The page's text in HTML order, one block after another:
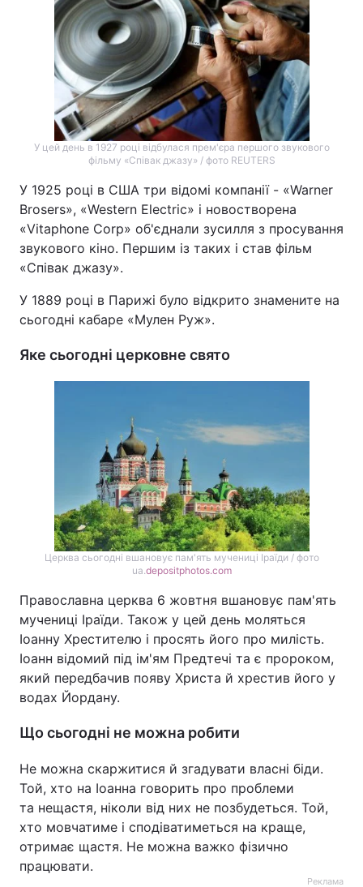
У цей день в 1927 році відбулася прем'єра першого звукового
фільму «Співак джазу» / фото REUTERS
У 1925 році в США три відомі компанії - «Warner
Brosers», «Western Electric» і новостворена
«Vitaphone Corp» об'єднали зусилля з просування
звукового кіно. Першим із таких і став фільм
«Співак джазу».
У 1889 році в Парижі було відкрито знамените на
сьогодні кабаре «Мулен Руж».
Яке сьогодні церковне свято
Церква сьогодні вшановує пам'ять мучениці Іраїди / фото
ua.depositphotos.com
Православна церква 6 жовтня вшановує пам'ять
мучениці Іраїди. Також у цей день моляться
Іоанну Хрестителю і просять його про милість.
Іоанн відомий під ім'ям Предтечі та є пророком,
який передбачив появу Христа й хрестив його у
водах Йордану.
Що сьогодні не можна робити
Не можна скаржитися й згадувати власні біди.
Той, хто на Іоанна говорить про проблеми
та нещастя, ніколи від них не позбудеться. Той,
хто мовчатиме і сподіватиметься на краще,
отримає щастя. Не можна важко фізично
працювати.
Реклама